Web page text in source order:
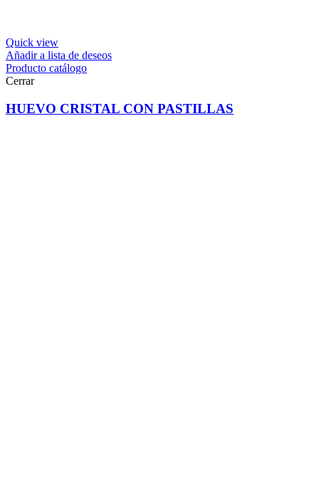
Quick view
Añadir a lista de deseos
Producto catálogo
Cerrar
HUEVO CRISTAL CON PASTILLAS